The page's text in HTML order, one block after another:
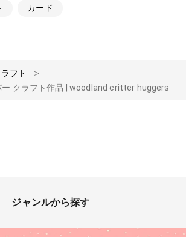
カード
フト ＞
ー クラフト作品 | woodland critter huggers
ジャンルから探す